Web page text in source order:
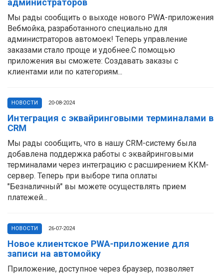
администраторов
Мы рады сообщить о выходе нового PWA-приложения
Вебмойка, разработанного специально для
администраторов автомоек! Теперь управление
заказами стало проще и удобнее.С помощью
приложения вы сможете: Создавать заказы с
клиентами или по категориям...
НОВОСТИ 20-08-2024
Интеграция с эквайринговыми терминалами в
CRM
Мы рады сообщить, что в нашу CRM-систему была
добавлена поддержка работы с эквайринговыми
терминалами через интеграцию с расширением ККМ-
сервер. Теперь при выборе типа оплаты
"Безналичный" вы можете осуществлять прием
платежей...
НОВОСТИ 26-07-2024
Новое клиентское PWA-приложение для
записи на автомойку
Приложение, доступное через браузер, позволяет